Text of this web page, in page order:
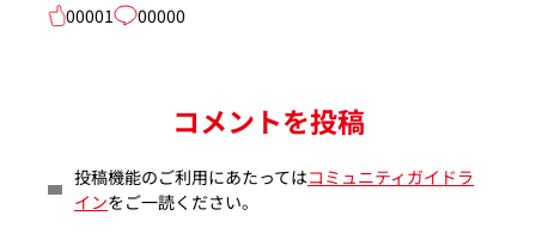
00001
00000
コメントを投稿
投稿機能のご利用にあたってはコミュニティガイドラ
インをご一読ください。